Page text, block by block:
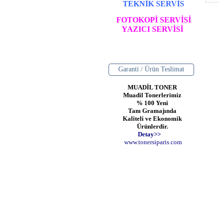
TEKNİK SERVİS
FOTOKOPİ SERVİSİ
YAZICI SERVİSİ
Garanti / Ürün Teslimat
MUADİL TONER
Muadil Tonerlerimiz
% 100 Yeni
Tam Gramajında
Kaliteli ve Ekonomik
Ürünlerdir.
Detay>>
www.tonersiparis.com